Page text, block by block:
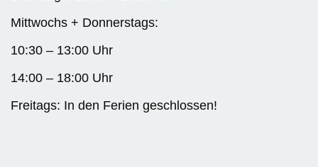
Mittwochs + Donnerstags:
10:30 – 13:00 Uhr
14:00 – 18:00 Uhr
Freitags: In den Ferien geschlossen!